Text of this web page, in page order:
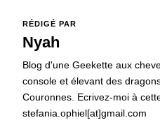
RÉDIGÉ PAR
Nyah
Blog d'une Geekette aux
console et élevant des
Couronnes. Ecrivez-moi à
stefania.ophiel[at]gmail.com